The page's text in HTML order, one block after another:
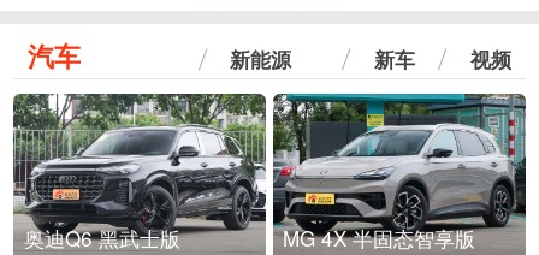
汽车 新能源 新车 视频
奥迪Q6 黑武士版 MG 4X 半固态智享版